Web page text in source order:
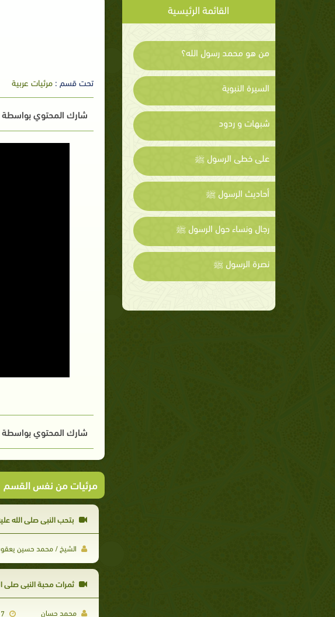
القائمة الرئيسية
من هو محمد رسول الله؟
السيرة النبوية
شبهات و ردود
على خطى الرسول ﷺ
أحاديث الرسول ﷺ
رجال ونساء حول الرسول ﷺ
نصرة الرسول ﷺ
تحت قسم :مرئيات عربية
شارك المحتوي بواسطة
شارك المحتوي بواسطة
مرئيات من نفس القسم
بتحب النبي صلى الله
الشيخ / محمد حسين
ثمرات محبة النبى صلى
محمد حسان